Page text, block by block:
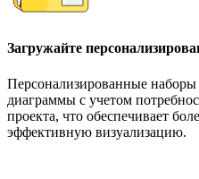
Загружайте
Персонализированные наборы
диаграммы с учетом
проекта, что обеспечивает
эффективную визуализацию.